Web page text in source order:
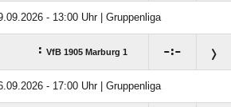
- 13:00 Uhr | Gruppenliga
: VfB 1905 Marburg 1 :
- 17:00 Uhr | Gruppenliga